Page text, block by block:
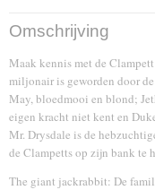
EAN code
8717423012030
Omschrijving
Maak kennis met de
miljonair is geworden door
May, bloedmooi en blond;
eigen kracht niet kent en
Mr. Drysdale is de
de Clampetts op zijn bank te
The giant jackrabbit: De